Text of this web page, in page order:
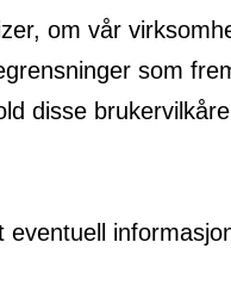
om vår
som
disse